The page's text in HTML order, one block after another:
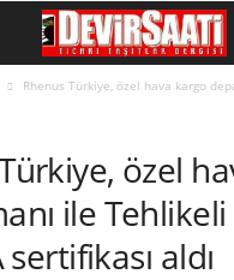
Rhenus Türkiye, özel hava kargo
özel
ile
aldı